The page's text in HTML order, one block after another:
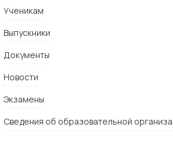
Ученикам
Выпускники
Документы
Новости
Экзамены
Сведения об образовательной